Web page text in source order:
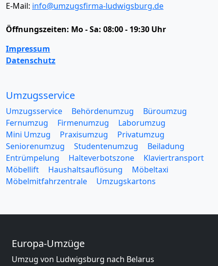
E-Mail: info@umzugsfirma-ludwigsburg.de
Öffnungszeiten: Mo - Sa: 08:00 - 19:30 Uhr
Impressum
Datenschutz
Umzugsservice
Umzugsservice Behördenumzug
Büroumzug
Fernumzug
Firmenumzug
Laborumzug
Mini Umzug
Praxisumzug
Privatumzug
Seniorenumzug
Studentenumzug
Beiladung
Entrümpelung
Halteverbotszone
Klaviertransport
Möbellift
Haushaltsauflösung
Möbeltaxi
Möbelmitfahrzentrale
Umzugskartons
Europa-Umzüge
Umzug von Ludwigsburg nach Belarus